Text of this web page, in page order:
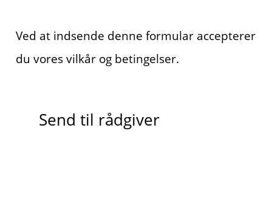
Ved at indsende denne formular accepterer
du vores vilkår og betingelser.
Send til rådgiver